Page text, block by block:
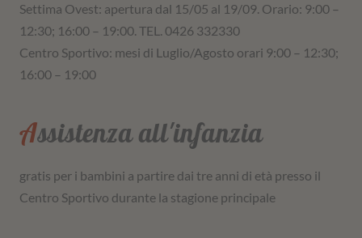
Settima Ovest: apertura dal 15/05 al 19/09. Orario: 9:00 –
12:30; 16:00 – 19:00. TEL. 0426 332330
Centro Sportivo: mesi di Luglio/Agosto orari 9:00 – 12:30;
16:00 – 19:00
Assistenza all'infanzia
gratis per i bambini a partire dai tre anni di età presso il
Centro Sportivo durante la stagione principale